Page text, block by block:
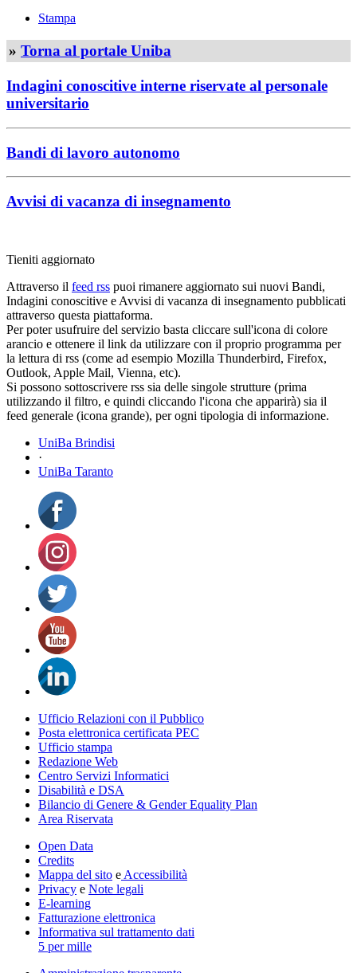
Stampa
» Torna al portale Uniba
Indagini conoscitive interne riservate al personale
universitario
Bandi di lavoro autonomo
Avvisi di vacanza di insegnamento
Tieniti aggiornato
Attraverso il feed rss puoi rimanere aggiornato sui nuovi Bandi,
Indagini conoscitive e Avvisi di vacanza di insegnamento pubblicati
attraverso questa piattaforma.
Per poter usufruire del servizio basta cliccare sull'icona di colore
arancio e ottenere il link da utilizzare con il proprio programma per
la lettura di rss (come ad esempio Mozilla Thunderbird, Firefox,
Outlook, Apple Mail, Vienna, etc).
Si possono sottoscrivere rss sia delle singole strutture (prima
utilizzando il filtro, e quindi cliccando l'icona che apparirà) sia il
feed generale (icona grande), per ogni tipologia di informazione.
UniBa Brindisi
·
UniBa Taranto
Ufficio Relazioni con il Pubblico
Posta elettronica certificata PEC
Ufficio stampa
Redazione Web
Centro Servizi Informatici
Disabilità e DSA
Bilancio di Genere & Gender Equality Plan
Area Riservata
Open Data
Credits
Mappa del sito e Accessibilità
Privacy e Note legali
E-learning
Fatturazione elettronica
Informativa sul trattamento dati
5 per mille